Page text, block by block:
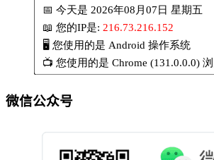
微信公众号